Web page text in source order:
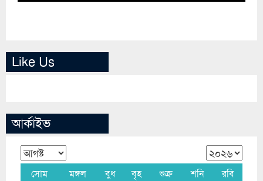
Like Us
আর্কাইভ
সোম মঙ্গল বুধ বৃহ শুক্র শনি রবি